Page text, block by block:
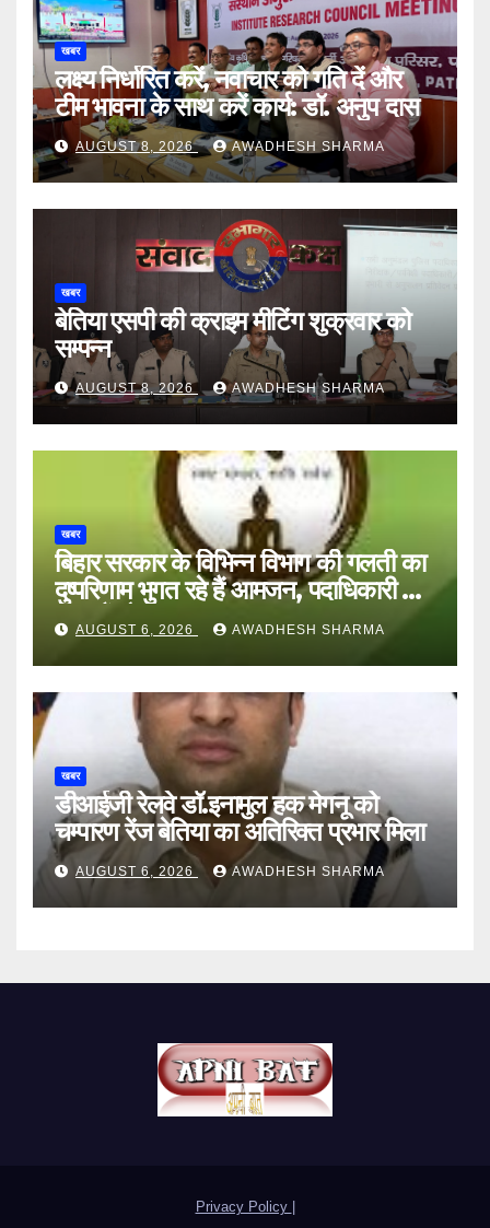
खबर
लक्ष्य निर्धारित करें, नवाचार को गति दें और
टीम भावना के साथ करें कार्य: डॉ. अनुप दास
AUGUST 8, 2026 AWADHESH SHARMA
खबर
बेतिया एसपी की क्राइम मीटिंग शुक्रवार को
सम्पन्न
AUGUST 8, 2026 AWADHESH SHARMA
खबर
बिहार सरकार के विभिन्न विभाग की गलती का
दुष्परिणाम भुगत रहे हैं आमजन, पदाधिकारी और
अन्य हैं मौन
AUGUST 6, 2026 AWADHESH SHARMA
खबर
डीआईजी रेलवे डॉ.इनामुल हक मेगनू को
चम्पारण रेंज बेतिया का अतिरिक्त प्रभार मिला
AUGUST 6, 2026 AWADHESH SHARMA
Privacy Policy |